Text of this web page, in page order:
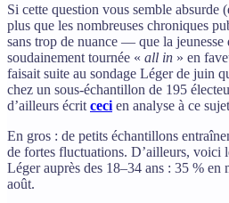
Si cette question vous semble absurde
plus que les nombreuses chroniques
sans trop de nuance — que la jeunesse
soudainement tournée « all in » en
faisait suite au sondage Léger de juin
chez un sous-échantillon de 195
d’ailleurs écrit ceci en analyse à ce
En gros : de petits échantillons
de fortes fluctuations. D’ailleurs, voici
Léger auprès des 18–34 ans : 35 %
août.